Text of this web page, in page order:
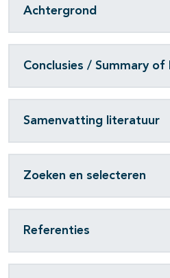
Achtergrond
Conclusies / Summary of
Samenvatting literatuur
Zoeken en selecteren
Referenties